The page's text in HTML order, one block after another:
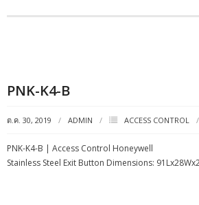
PNK-K4-B
ต.ค. 30, 2019 ADMIN ACCESS CONTROL
PNK-K4-B | Access Control Honeywell
Stainless Steel Exit Button Dimensions: